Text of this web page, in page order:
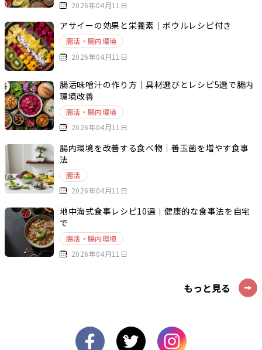
2026年04月11日
アサイーの効果と栄養素｜ボウルレシピ付き
腸活・腸内環境
2026年04月11日
腸活味噌汁の作り方｜具材選びとレシピ5選で腸内
環境改善
腸活・腸内環境
2026年04月11日
腸内環境を改善する食べ物｜善玉菌を増やす食事
法
腸活
2026年04月11日
地中海式食事レシピ10選｜健康的な食事法を自宅
で
腸活・腸内環境
2026年04月11日
もっと見る